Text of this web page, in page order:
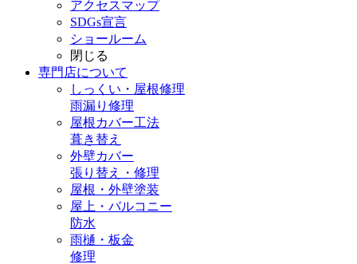
アクセスマップ
SDGs宣言
ショールーム
閉じる
専門店について
しっくい・屋根修理
雨漏り修理
屋根カバー工法
葺き替え
外壁カバー
張り替え・修理
屋根・外壁塗装
屋上・バルコニー
防水
雨樋・板金
修理